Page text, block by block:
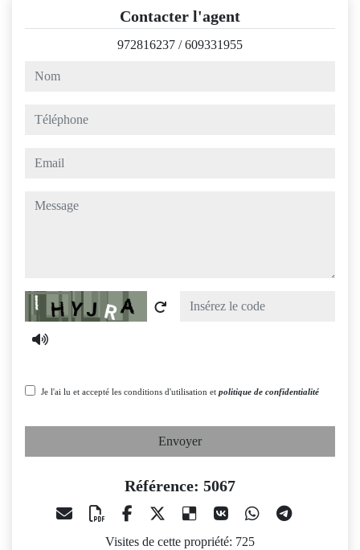
Contacter l'agent
972816237 /609331955
nom
téléphone
email
message
Captcha
Je l'ai lu et accepté les conditions d'utilisation et politique de confidentialité
Envoyer
Référence: 5067
Visites de cette propriété: 725